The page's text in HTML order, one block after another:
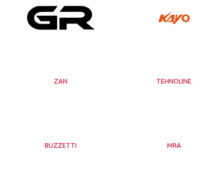
ZAN TEHNOLINE
BUZZETTI MRA